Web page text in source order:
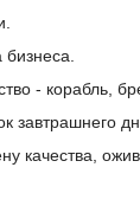
- корабль,
завтрашнего
качества,